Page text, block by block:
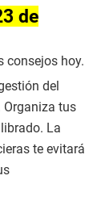
de
consejos hoy.
del
Organiza tus
La
te evitará